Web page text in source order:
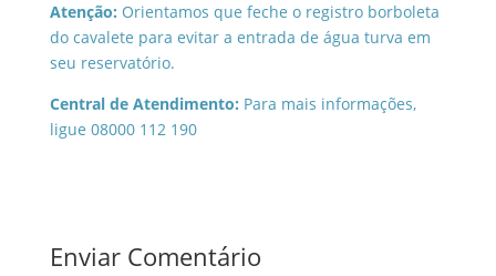
Atenção: Orientamos que feche o registro borboleta
do cavalete para evitar a entrada de água turva em
seu reservatório.
Central de Atendimento: Para mais informações,
ligue 08000 112 190
Enviar Comentário